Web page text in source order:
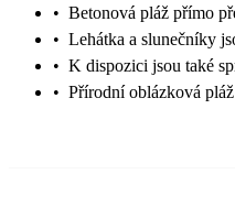
• Betonová pláž přímo
• Lehátka a slunečníky
• K dispozici jsou také
• Přírodní oblázková